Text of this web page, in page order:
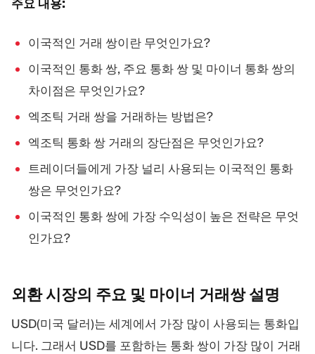
주요 내용:
이국적인 거래 쌍이란 무엇인가요?
이국적인 통화 쌍, 주요 통화 쌍 및 마이너 통화 쌍의
차이점은 무엇인가요?
엑조틱 거래 쌍을 거래하는 방법은?
엑조틱 통화 쌍 거래의 장단점은 무엇인가요?
트레이더들에게 가장 널리 사용되는 이국적인 통화
쌍은 무엇인가요?
이국적인 통화 쌍에 가장 수익성이 높은 전략은 무엇
인가요?
외환 시장의 주요 및 마이너 거래쌍설명
USD(미국 달러)는 세계에서 가장 많이 사용되는 통화입
니다. 그래서 USD를 포함하는 통화 쌍이 가장 많이 거래